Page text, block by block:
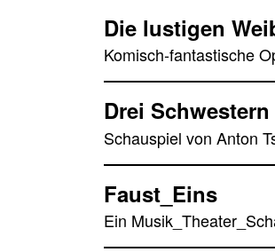
Die lustigen
Komisch-fantastische
Drei Schwestern
Schauspiel von Anton
Faust_Eins
Ein